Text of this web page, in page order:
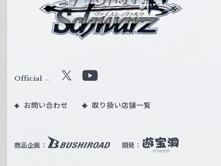
ス
ル
W
ß
商品企画： 開発：
Official X
u
b
お問い合わせ 取り扱い店舗一覧